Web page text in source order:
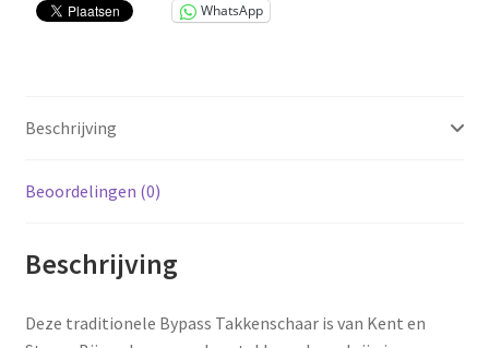
WhatsApp
Beschrijving
Beoordelingen (0)
Beschrijving
Deze traditionele Bypass Takkenschaar is van Kent en